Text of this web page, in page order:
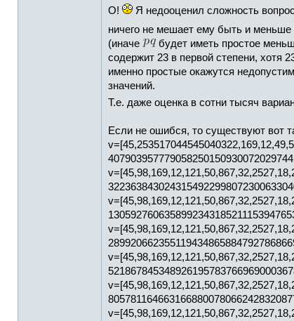
О!
Я недооценил сложность
ничего не мешает ему быть и
(иначе
будет иметь простое
содержит 23 в первой степени, хотя
именно простые окажутся
значений.
Т.е. даже оценка в сотни тысяч
Если не ошибся, то существуют вот